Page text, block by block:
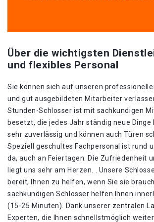
Über die wichtigsten
und flexibles Personal
Sie können sich auf unseren
und gut ausgebildeten Mitarbeiter
Stunden-Schlosser ist mit sachkundigen
besetzt, die jedes Jahr ständig neue Dinge
sehr zuverlässig und können auch Türen
Speziell geschultes Fachpersonal ist rund
da, auch an Feiertagen. Die Zufriedenheit
liegt uns sehr am Herzen. . Unsere
bereit, Ihnen zu helfen, wenn Sie sie
sachkundigen Schlosser helfen Ihnen
(15-25 Minuten). Dank unserer zentralen
Experten, die Ihnen schnellstmöglich